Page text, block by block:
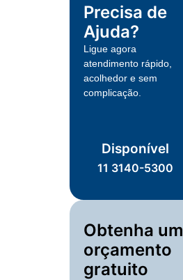
Precisa de
Ajuda?
Ligue agora
atendimento rápido,
acolhedor e sem
complicação.
Disponível
11 3140-5300
Obtenha um
orçamento
gratuito